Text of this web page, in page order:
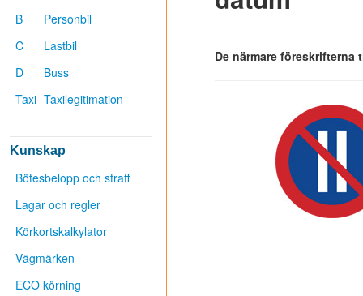
B
Personbil
C
Lastbil
D
Buss
Taxi Taxilegitimation
Kunskap
Bötesbelopp och straff
Lagar och regler
Körkortskalkylator
Vägmärken
ECO körning
De närmare föreskrifterna